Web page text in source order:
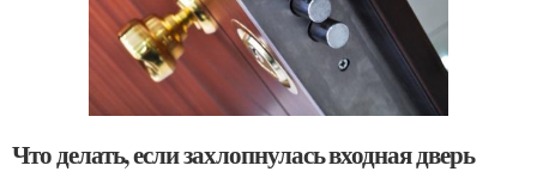
Что делать, если захлопнулась входная дверь